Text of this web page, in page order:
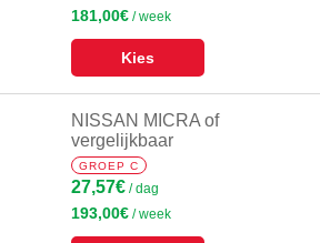
181,00€ / week
Kies
NISSAN MICRA of
vergelijkbaar
GROEP C
27,57€ / dag
193,00€ / week